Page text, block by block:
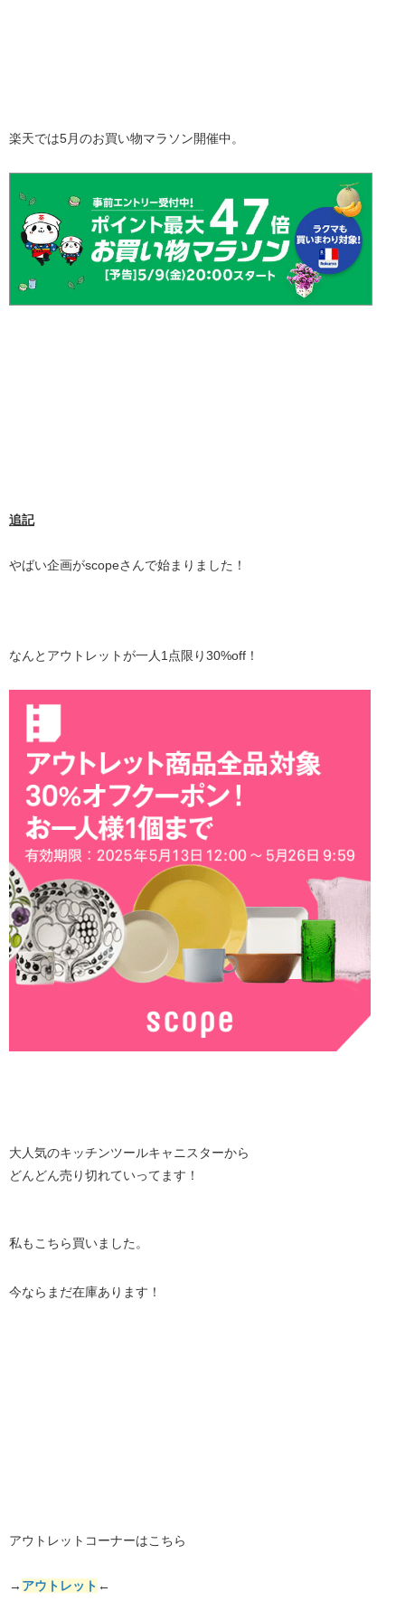
楽天では5月のお買い物マラソン開催中。
追記
やばい企画がscopeさんで始まりました！
なんとアウトレットが一人1点限り30%off！
大人気のキッチンツールキャニスターから
どんどん売り切れていってます！
私もこちら買いました。
今ならまだ在庫あります！
アウトレットコーナーはこちら
→ アウトレット ←